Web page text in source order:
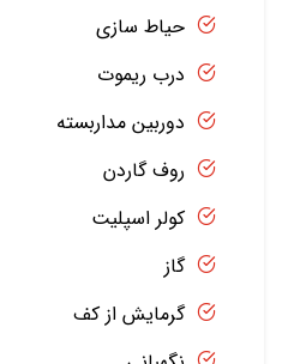
حیاط سازی
درب ریموت
دوربین مداربسته
روف گاردن
کولر اسپلیت
گاز
گرمایش از کف